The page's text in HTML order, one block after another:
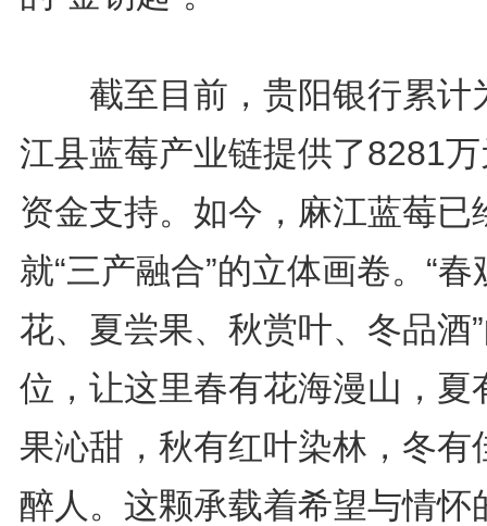
截至目前，贵阳银行累计
江县蓝莓产业链提供了8281
资金支持。如今，麻江蓝莓已
就“三产融合”的立体画卷。“春
花、夏尝果、秋赏叶、冬品酒
位，让这里春有花海漫山，夏
果沁甜，秋有红叶染林，冬有
醉人。这颗承载着希望与情怀